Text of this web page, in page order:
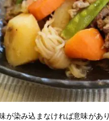
が染み込まなければ意味があ